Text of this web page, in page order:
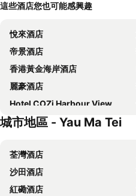
這些酒店您也可能感興趣
悅來酒店
帝景酒店
香港黃金海岸酒店
麗豪酒店
Hotel COZi Harbour View
香港富麗敦海洋公園酒店
香港遠東絲麗酒店
Dorsett Kwun Tong, Hong Kong
歷山酒店
城市地區 - Yau Ma Tei
荃灣酒店
沙田酒店
紅磡酒店